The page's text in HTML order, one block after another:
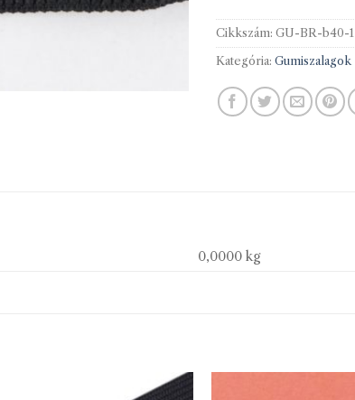
Cikkszám: GU-BR-b40-1
Kategória: Gumiszalagok
0,0000 kg